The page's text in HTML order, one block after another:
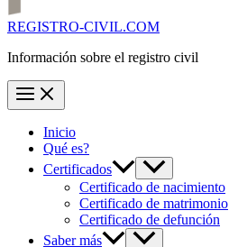
REGISTRO-CIVIL.COM
Información sobre el registro civil
Inicio
Qué es?
Certificados
Certificado de nacimiento
Certificado de matrimonio
Certificado de defunción
Saber más